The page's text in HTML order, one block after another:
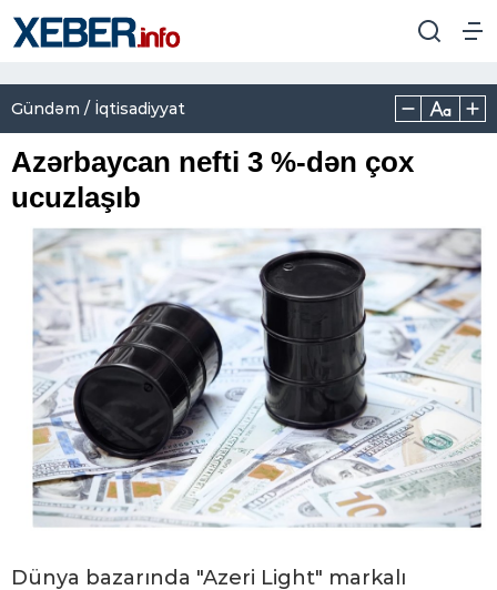
Gündəm / İqtisadiyyat
Azərbaycan nefti 3 %-dən çox
ucuzlaşıb
Dünya bazarında "Azeri Light" markalı